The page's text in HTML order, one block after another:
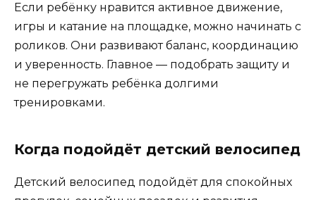
Если ребёнку нравится активное движение,
игры и катание на площадке, можно начинать с
роликов. Они развивают баланс, координацию
и уверенность. Главное — подобрать защиту и
не перегружать ребёнка долгими
тренировками.
Когда подойдёт детский велосипед
Детский велосипед подойдёт для спокойных